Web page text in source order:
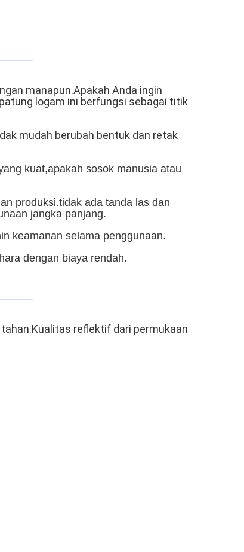
manapun.Apakah Anda ingin
logam ini berfungsi sebagai titik
mudah berubah bentuk dan retak
kuat,apakah sosok manusia atau
produksi.tidak ada tanda las dan
jangka panjang.
keamanan selama penggunaan.
dengan biaya rendah.
reflektif dari permukaan